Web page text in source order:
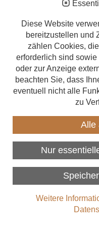
Datenschutz
Copyright 2026
Diese Website
bereitzustellen und
zählen Cookies,
erforderlich sind
oder zur Anzeige
beachten Sie, dass
eventuell nicht alle
zu
Alle
Nur
Weitere